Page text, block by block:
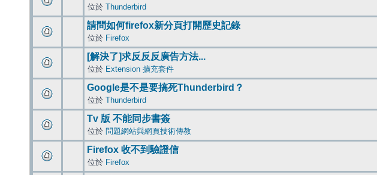
位於 Thunderbird
請問如何firefox新分頁打開歷史記錄
位於 Firefox
[解決了]求反反反廣告方法...
位於 Extension 擴充套件
Google是不是要搞死Thunderbird？
位於 Thunderbird
Tv 版 不能同步書簽
位於 問題網站與網頁技術傳教
Firefox 收不到驗證信
位於 Firefox